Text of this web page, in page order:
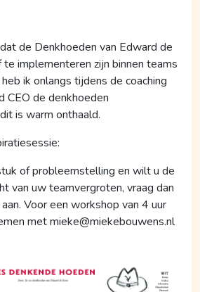
de Denkhoeden van Edward de
implementeren zijn binnen teams
ik onlangs tijdens de coaching
CEO de denkhoeden
is warm onthaald.
of probleemstelling en wilt u de
van uw teamvergroten, vraag dan
Voor een workshop van 4 uur
met mieke@miekebouwens.nl